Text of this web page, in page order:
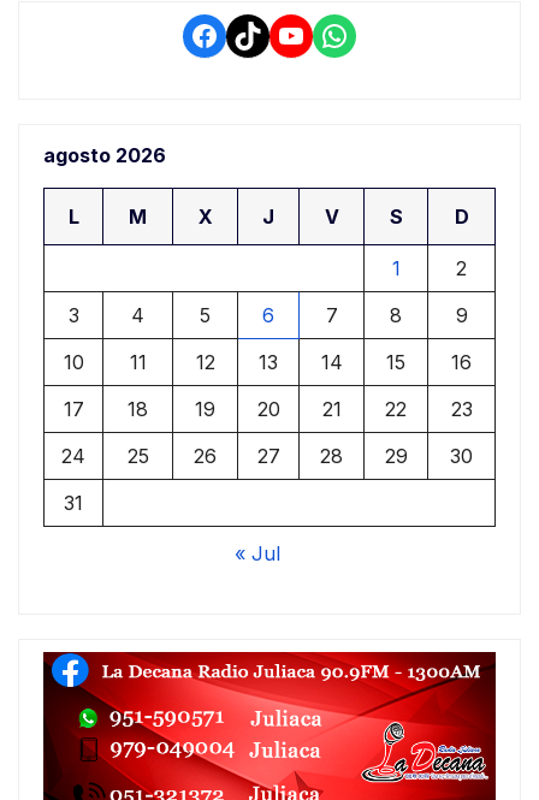
Facebook
TikTokYouTube
WhatsApp
agosto 2026
L M X J V S D
1
2
3
4 5 6 7 8
9
10
11 12 13 14 15
16
17
18 19 20 21 22
23
24
25 26 27 28 29
30
31
« Jul